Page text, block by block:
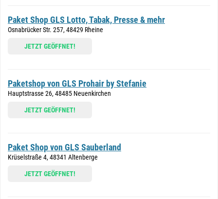
Paket Shop GLS Lotto, Tabak, Presse & mehr
Osnabrücker Str. 257, 48429 Rheine
JETZT GEÖFFNET!
Paketshop von GLS Prohair by Stefanie
Hauptstrasse 26, 48485 Neuenkirchen
JETZT GEÖFFNET!
Paket Shop von GLS Sauberland
Krüselstraße 4, 48341 Altenberge
JETZT GEÖFFNET!